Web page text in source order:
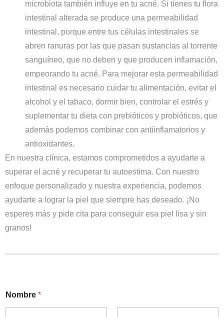
microbiota también influye en tu acné. Si tienes tu flora
intestinal alterada se produce una permeabilidad
intestinal, porque entre tus células intestinales se
abren ranuras por las que pasan sustancias al torrente
sanguíneo, que no deben y que producen inflamación,
empeorando tu acné. Para mejorar esta permeabilidad
intestinal es necesario cuidar tu alimentación, evitar el
alcohol y el tabaco, dormir bien, controlar el estrés y
suplementar tu dieta con prebióticos y probióticos, que
además podemos combinar con antiinflamatorios y
antioxidantes.
En nuestra clínica, estamos comprometidos a ayudarte a
superar el acné y recuperar tu autoestima. Con nuestro
enfoque personalizado y nuestra experiencia, podemos
ayudarte a lograr la piel que siempre has deseado. ¡No
esperes más y pide cita para conseguir esa piel lisa y sin
granos!
Nombre *